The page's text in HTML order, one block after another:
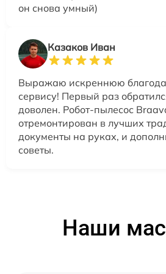
он снова умный)
Казаков Иван
Выражаю искреннюю
сервису! Первый раз
доволен. Робот-пылесос
отремонтирован в лучших
документы на руках, и
советы.
Наши